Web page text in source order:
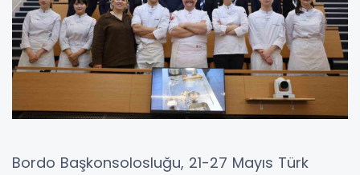
Bordo Başkonsolosluğu, 21-27 Mayıs Türk